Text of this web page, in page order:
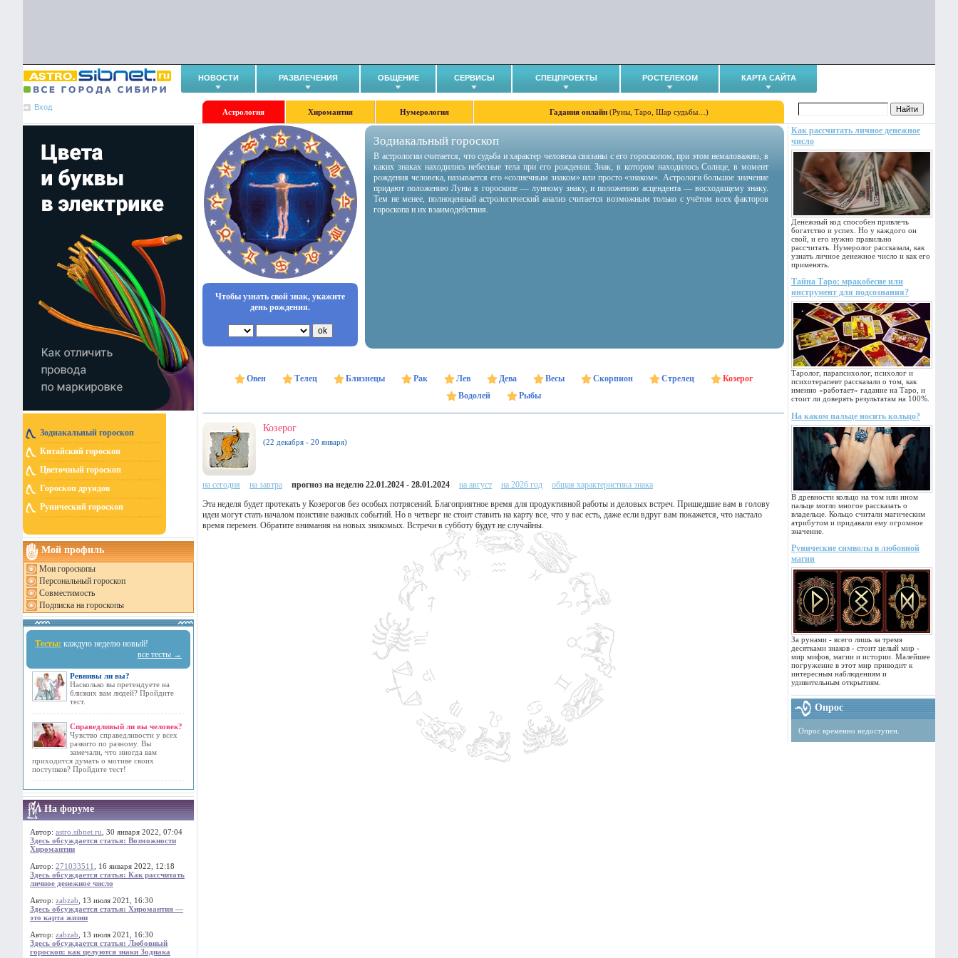
НОВОСТИ РАЗВЛЕЧЕНИЯ ОБЩЕНИЕ СЕРВИСЫ СПЕЦПРОЕКТЫ РОСТЕЛЕКОМ КАРТА САЙТА
Вход
Астрология Хиромантия Нумерология Гадания онлайн (Руны, Таро, Шар судьбы…)
Зодиакальный гороскоп
Китайский гороскоп
Цветочный гороскоп
Гороскоп друидов
Рунический гороскоп
Мой профиль
Мои гороскопы
Персональный гороскоп
Совместимость
Подписка на гороскопы
Тесты: каждую неделю новый!
все тесты →
Ревнивы ли вы?
Насколько вы претендуете на
близких вам людей? Пройдите
тест.
Справедливый ли вы человек?
Чувство справедливости у всех
развито по разному. Вы
замечали, что иногда вам
приходится думать о мотиве своих
поступков? Пройдите тест!
На форуме
Автор: astro.sibnet.ru , 30 января 2022, 07:04
Здесь обсуждается статья: Возможности
Хиромантии
Автор: 271033511
, 16 января 2022, 12:18
Здесь обсуждается статья: Как рассчитать
личное денежное число
Автор: zabzab , 13 июля 2021, 16:30
Здесь обсуждается статья: Хиромантия —
это карта жизни
Автор: zabzab , 13 июля 2021, 16:30
Здесь обсуждается статья: Любовный
гороскоп: как целуются знаки Зодиака
Как рассчитать личное денежное
число
Денежный код способен привлечь
богатство и успех. Но у каждого он
свой, и его нужно правильно
рассчитать. Нумеролог рассказала, как
узнать личное денежное число и как его
применять.
Тайна Таро: мракобесие или
инструмент для подсознания?
Таролог, парапсихолог, психолог и
психотерапевт рассказали о том, как
именно «работает» гадание на Таро, и
стоит ли доверять результатам на 100%.
На каком пальце носить кольцо?
В древности кольцо на том или ином
пальце могло многое рассказать о
владельце. Кольцо считали магическим
атрибутом и придавали ему огромное
значение.
Рунические символы в любовной
магии
За рунами - всего лишь за тремя
десятками знаков - стоит целый мир -
мир мифов, магии и истории. Малейшее
погружение в этот мир приводит к
интересным наблюдениям и
удивительным открытиям.
Опрос
Опрос временно недоступен.
Чтобы узнать свой знак, укажите
день рождения.
Зодиакальный гороскоп
В астрологии считается, что судьба и характер человека связаны с его гороскопом, при этом немаловажно, в
каких знаках находились небесные тела при его рождении. Знак, в котором находилось Солнце, в момент
рождения человека, называется его «солнечным знаком» или просто «знаком». Астрологи большое значение
придают положению Луны в гороскопе — лунному знаку, и положению асцендента — восходящему знаку.
Тем не менее, полноценный астрологический анализ считается возможным только с учётом всех факторов
гороскопа и их взаимодействия.
Овен Телец Близнецы Рак Лев Дева Весы Скорпион Стрелец
Козерог
Водолей
Рыбы
Козерог
(22 декабря - 20 января)
на сегодня на завтра прогноз на неделю 22.01.2024 - 28.01.2024 на август на 2026 год
общая характеристика знака
Эта неделя будет протекать у Козерогов без особых потрясений. Благоприятное время для продуктивной работы и деловых встреч. Пришедшие вам в голову
идеи могут стать началом поистине важных событий. Но в четверг не стоит ставить на карту все, что у вас есть, даже если вдруг вам покажется, что настало
время перемен. Обратите внимания на новых знакомых. Встречи в субботу будут не случайны.